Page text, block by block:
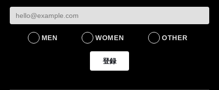
MEN WOMEN OTHER
登録